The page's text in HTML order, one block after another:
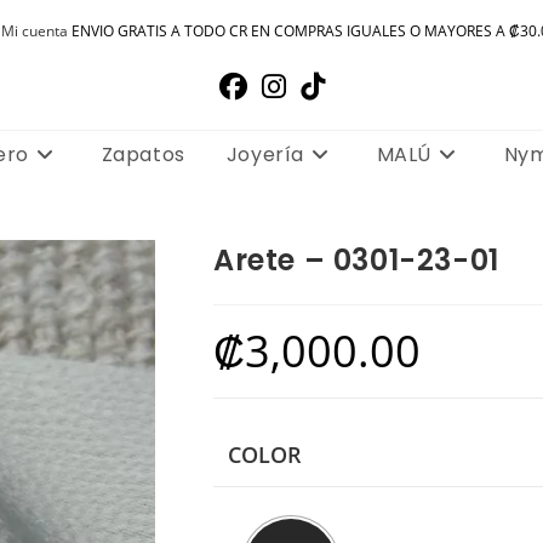
Mi cuenta ENVIO GRATIS A TODO CR EN COMPRAS IGUALES O MAYORES A
Zapatos Joyería MALÚ
Arete – 0301-23-01
₡3,000.00
COLOR